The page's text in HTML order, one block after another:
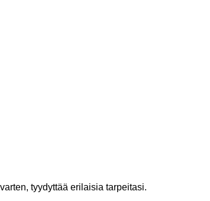
tyydyttää erilaisia ​​tarpeitasi.